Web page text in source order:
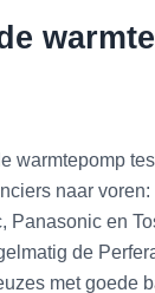
warmtepomp
naar
Panasonic en
de
met goede